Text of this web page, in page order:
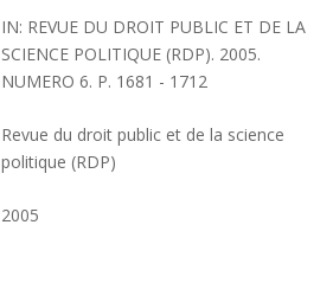
IN: REVUE DU DROIT PUBLIC ET DE LA
SCIENCE POLITIQUE (RDP). 2005.
NUMERO 6. P. 1681 - 1712
Revue du droit public et de la science
politique (RDP)
2005